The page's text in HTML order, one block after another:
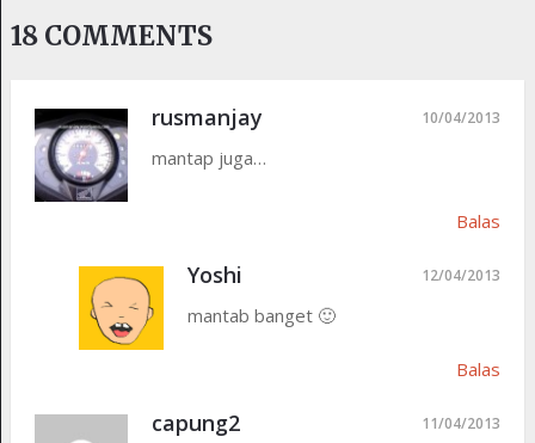
18 COMMENTS
rusmanjay 10/04/2013
mantap juga…
Balas
Yoshi 12/04/2013
mantab banget 🙂
Balas
capung2 11/04/2013